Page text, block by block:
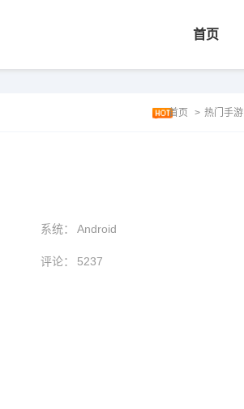
首页
首页 > 热门手游
系统： Android
评论： 5237